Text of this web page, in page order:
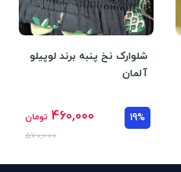
شلوارک نخ پنبه برند لوپیلو
آلمان
19%
460,000 تومان
570,000